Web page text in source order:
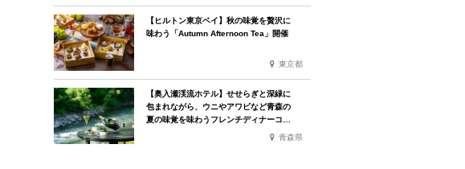
【ヒルトン東京ベイ】秋の味覚を贅沢に
味わう「Autumn Afternoon Tea」開催
東京都
【奥入瀬渓流ホテル】せせらぎと深緑に
包まれながら、ウニやアワビなど青森の
夏の味覚を味わうフレンチディナーコー
青森県